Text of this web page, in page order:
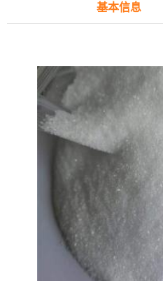
基本信息